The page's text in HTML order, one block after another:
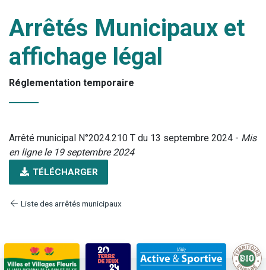
Arrêtés Municipaux et
affichage légal
Réglementation temporaire
Arrêté municipal N°2024.210 T du 13 septembre 2024 - Mis
en ligne le 19 septembre 2024
TÉLÉCHARGER
Liste des arrêtés municipaux